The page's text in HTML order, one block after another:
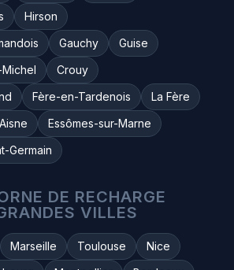
Hirson
Gauchy
Guise
Crouy
Fère-en-Tardenois
La Fère
Essômes-sur-Marne
Germain
DE RECHARGE
VILLES
Marseille Toulouse
Nice